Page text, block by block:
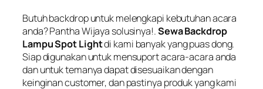
Butuh backdrop untuk melengkapi kebutuhan acara
anda? Pantha Wijaya solusinya!.Sewa Backdrop
Lampu Spot Lightdi kami banyak yang puas dong.
Siap digunakan untuk mensuport acara-acara anda
dan untuk temanya dapat disesuaikan dengan
keinginan customer, dan pastinya produk yang kami